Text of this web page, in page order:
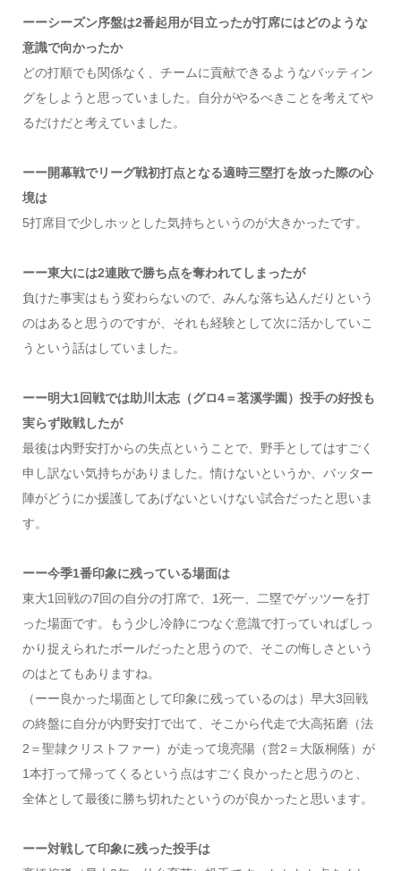
ーーシーズン序盤は2番起用が目立ったが打席にはどのような
意識で向かったか
どの打順でも関係なく、チームに貢献できるようなバッティン
グをしようと思っていました。自分がやるべきことを考えてや
るだけだと考えていました。
ーー開幕戦でリーグ戦初打点となる適時三塁打を放った際の心
境は
5打席目で少しホッとした気持ちというのが大きかったです。
ーー東大には2連敗で勝ち点を奪われてしまったが
負けた事実はもう変わらないので、みんな落ち込んだりという
のはあると思うのですが、それも経験として次に活かしていこ
うという話はしていました。
ーー明大1回戦では助川太志（グロ4＝茗溪学園）投手の好投も
実らず敗戦したが
最後は内野安打からの失点ということで、野手としてはすごく
申し訳ない気持ちがありました。情けないというか、バッター
陣がどうにか援護してあげないといけない試合だったと思いま
す。
ーー今季1番印象に残っている場面は
東大1回戦の7回の自分の打席で、1死一、二塁でゲッツーを打
った場面です。もう少し冷静につなぐ意識で打っていればしっ
かり捉えられたボールだったと思うので、そこの悔しさという
のはとてもありますね。
（ーー良かった場面として印象に残っているのは）早大3回戦
の終盤に自分が内野安打で出て、そこから代走で大高拓磨（法
2＝聖隷クリストファー）が走って境亮陽（営2＝大阪桐蔭）が
1本打って帰ってくるという点はすごく良かったと思うのと、
全体として最後に勝ち切れたというのが良かったと思います。
ーー対戦して印象に残った投手は